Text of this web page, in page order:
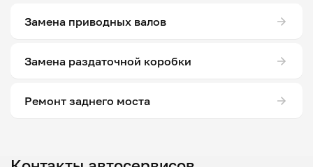
Замена приводных валов
Замена раздаточной коробки
Ремонт заднего моста